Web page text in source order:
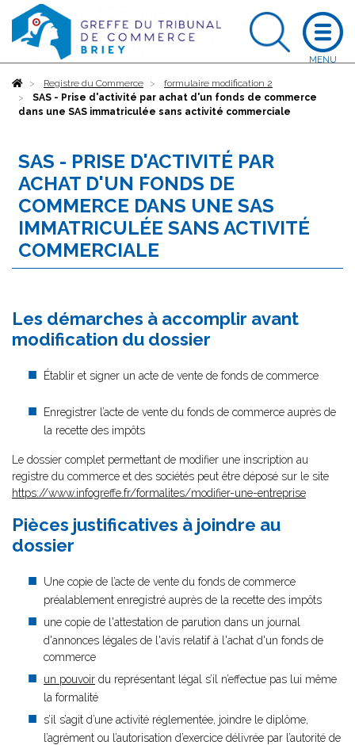
AccueilRegistre du Commerce
formulaire modification 2
SAS - Prise d'activité par achat d'un fonds de commerce
dans une SAS immatriculée sans activité commerciale
SAS - PRISE D'ACTIVITÉ PAR
ACHAT D'UN FONDS DE
COMMERCE DANS UNE SAS
IMMATRICULÉE SANS ACTIVITÉ
COMMERCIALE
Les démarches à accomplir avant
modification du dossier
Établir et signer un acte de vente de fonds de commerce
Enregistrer l’acte de vente du fonds de commerce auprès de
la recette des impôts
Le dossier complet permettant de modifier une inscription au
registre du commerce et des sociétés peut être déposé sur le site
https://www.infogreffe.fr/formalites/modifier-une-entreprise
Pièces justificatives à joindre au
dossier
Une copie de l’acte de vente du fonds de commerce
préalablement enregistré auprès de la recette des impôts
une copie de l'attestation de parution dans un journal
d'annonces légales de l'avis relatif à l'achat d'un fonds de
commerce
un pouvoir du représentant légal s’il n’effectue pas lui même
la formalité
s’il s’agit d’une activité réglementée, joindre le diplôme,
l’agrément ou l’autorisation d’exercice délivrée par l’autorité de